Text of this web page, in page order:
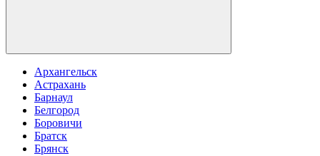
Архангельск
Астрахань
Барнаул
Белгород
Боровичи
Братск
Брянск